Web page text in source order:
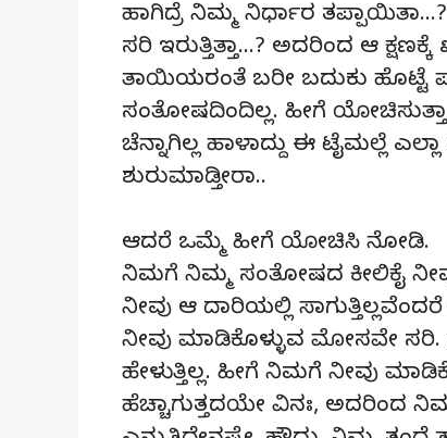
ಹಾಗಿದ್ರೆ ನಿಮ್ಮ ನಿರ್ಧಾರ
ಸರಿ ಇರುತ್ತಿತ್ತಾ…? ಅದರಿಂದ ಆ
ತಾಯಿಯರಂತೆ ಬರೀ ಬದುಕು ಹೊಟ್ಟೆ
ಸಂತೋಷದಿಂದಿಲ್ಲ. ಹೀಗೆ ಯೋಚಿಸುತ್ತಾ
ಚೆನ್ನಾಗಿಲ್ಲ ಹಾಳಾದ್ದು ಈ ಟೈಮಲ್ಲೆ
ಶುರುಮಾಡ್ತೀರಾ..
ಆದರೆ ಒಮ್ಮೆ ಹೀಗೆ ಯೋಚಿಸಿ ನೋಡಿ.
ನಿಮಗೆ ನಿಮ್ಮ ಸಂತೋಷದ ಕೀಲಿಕೈ
ನೀವು ಆ ದಾರಿಯಲ್ಲಿ
ನೀವು ಮಾಡಿಕೊಳ್ಳುವ ಮೋಸವೇ ಸರಿ.
ಹೇಳುತ್ತಿಲ್ಲ. ಹೀಗೆ ನಿಮಗೆ ನೀವು
ಹೆಚ್ಚಾಗುತ್ತದಯೇ ವಿನಃ, ಅದರಿಂದ